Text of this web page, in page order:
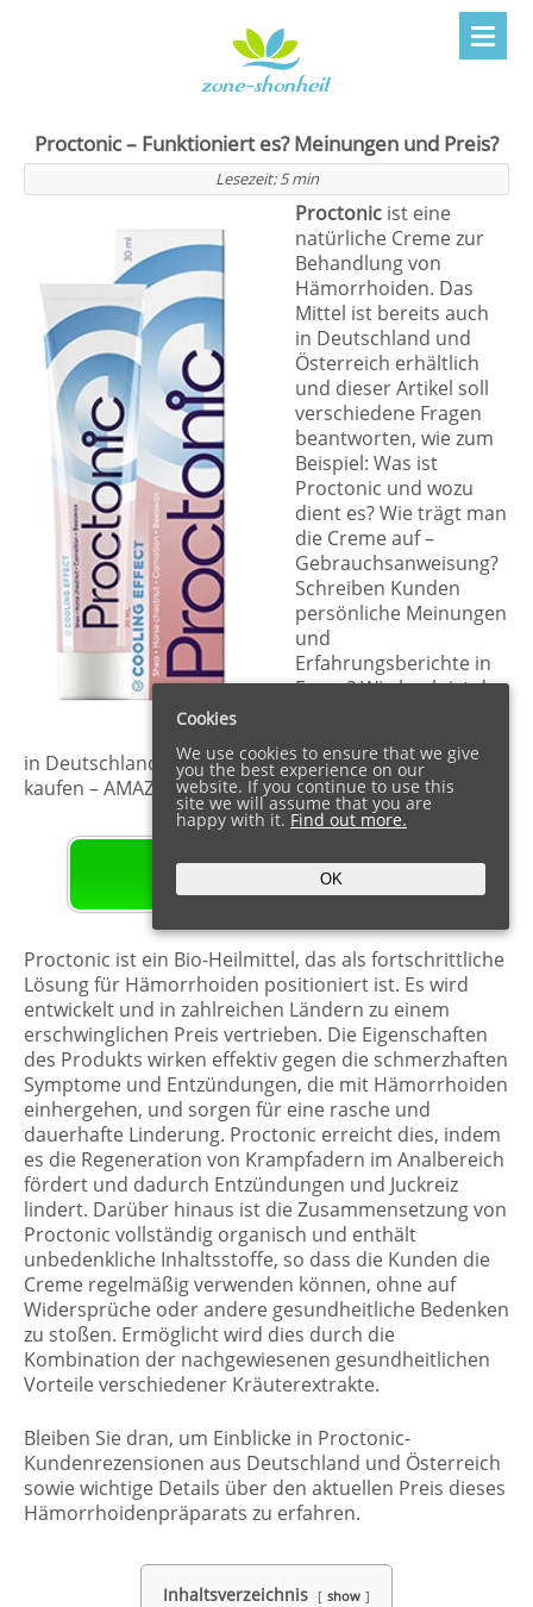
Proctonic – Funktioniert es? Meinungen und Preis?
Lesezeit:5 min
Proctonic ist eine
natürliche Creme zur
Behandlung von
Hämorrhoiden. Das
Mittel ist bereits auch
in Deutschland und
Österreich erhältlich
und dieser Artikel soll
verschiedene Fragen
beantworten, wie zum
Beispiel: Was ist
Proctonic und wozu
dient es? Wie trägt man
die Creme auf –
Gebrauchsanweisung?
Schreiben Kunden
persönliche Meinungen
und
Erfahrungsberichte in
Foren? Wie hoch ist der
in Deutschland und Österreich und wo kann man es
kaufen – AMAZON?
OFFIZIELLE WEBSITE HIER
Proctonic ist ein Bio-Heilmittel, das als fortschrittliche
Lösung für Hämorrhoiden positioniert ist. Es wird
entwickelt und in zahlreichen Ländern zu einem
erschwinglichen Preis vertrieben. Die Eigenschaften
des Produkts wirken effektiv gegen die schmerzhaften
Symptome und Entzündungen, die mit Hämorrhoiden
einhergehen, und sorgen für eine rasche und
dauerhafte Linderung. Proctonic erreicht dies, indem
es die Regeneration von Krampfadern im Analbereich
fördert und dadurch Entzündungen und Juckreiz
lindert. Darüber hinaus ist die Zusammensetzung von
Proctonic vollständig organisch und enthält
unbedenkliche Inhaltsstoffe, so dass die Kunden die
Creme regelmäßig verwenden können, ohne auf
Widersprüche oder andere gesundheitliche Bedenken
zu stoßen. Ermöglicht wird dies durch die
Kombination der nachgewiesenen gesundheitlichen
Vorteile verschiedener Kräuterextrakte.
Bleiben Sie dran, um Einblicke in Proctonic-
Kundenrezensionen aus Deutschland und Österreich
sowie wichtige Details über den aktuellen Preis dieses
Hämorrhoidenpräparats zu erfahren.
Inhaltsverzeichnis show
Cookies
We use cookies to ensure that we give
you the best experience on our
website. If you continue to use this
site we will assume that you are
happy with it. Find out more.
OK